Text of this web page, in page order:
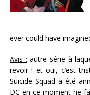
ever could have
Avis : autre série à
revoir ! et oui, c’est
Suicide Squad a été
DC en ce moment ne